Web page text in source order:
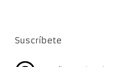
Suscríbete